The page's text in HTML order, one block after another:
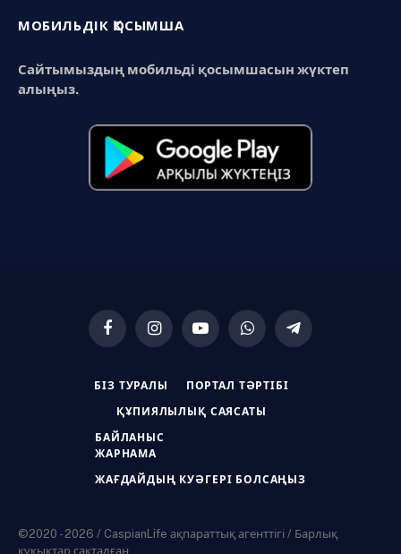
МОБИЛЬДІК ҚОСЫМША
Сайтымыздың мобильді қосымшасын жүктеп
алыңыз.
FacebookInstagramYouTubeWhatsAppTelegram
БІЗ ТУРАЛЫ ПОРТАЛ ТӘРТІБІ
ҚҰПИЯЛЫЛЫҚ САЯСАТЫ
БАЙЛАНЫС
ЖАРНАМА
ЖАҒДАЙДЫҢ КУӘГЕРІ БОЛСАҢЫЗ
©2020 - 2026 / CaspianLife ақпараттық агенттігі / Барлық
құқықтар сақталған.